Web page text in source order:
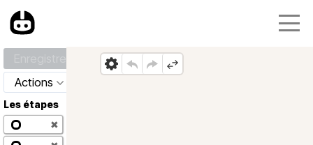
Actions
Les étapes
✖